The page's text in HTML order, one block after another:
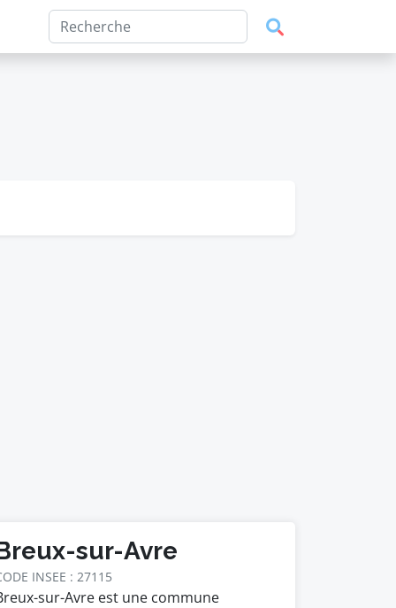
sur-Avre
INSEE : 27115
sur-Avre est une commune